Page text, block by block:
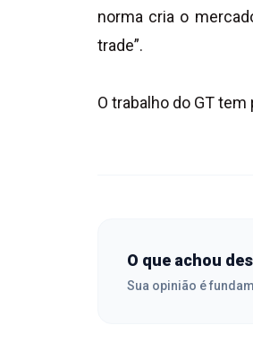
norma cria o
trade”.
O trabalho do GT
O que achou
Sua opinião é